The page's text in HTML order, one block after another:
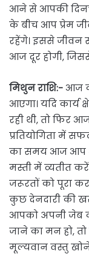
आने से आपकी
के बीच आप प्रेम
रहेंगे। इससे जीवन
आज दूर होगी, जिससे
मिथुन राशि:-आज
आएगा। यदि
रही थी, तो फिर
प्रतियोगिता में
का समय आज आप
मस्ती में व्यतीत
जरूरतों को पूरा
कुछ देनदारी की
आपको अपनी जेब का
जाने का मन हो,
मूल्यवान वस्तु